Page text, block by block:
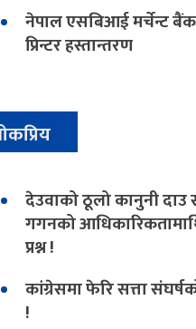
नेपाल एसबिआई मर्चेन्ट
प्रिन्टर हस्तान्तरण
देउवाको ठूलो कानुनी
गगनको
प्रश्न !
कांग्रेसमा फेरि सत्ता
!